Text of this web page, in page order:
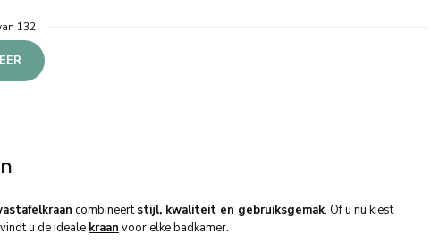
132
combineertstijl, kwaliteit en gebruiksgemak. Of u nu kiest
u de ideale kraan voor elke badkamer.